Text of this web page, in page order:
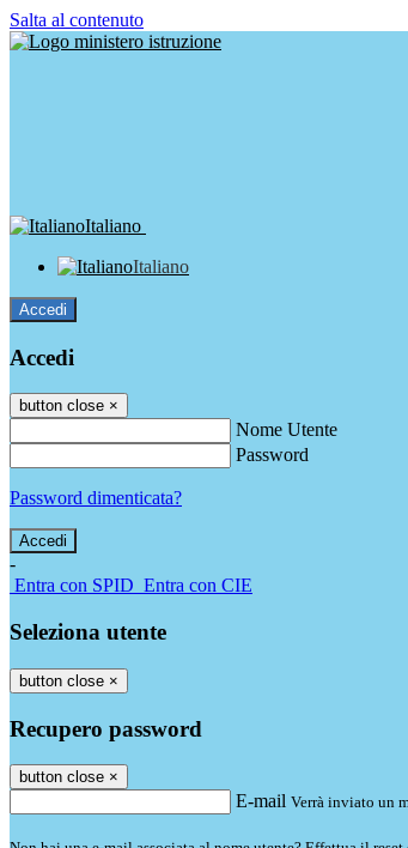
Salta al contenuto
Italiano
Italiano
Accedi
Accedi
button close ×
Nome Utente
Password
Password dimenticata?
-
Entra con SPID Entra con CIE
Seleziona utente
button close ×
Recupero password
button close ×
E-mail Verrà inviato un